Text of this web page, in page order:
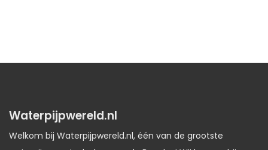
Waterpijpwereld.nl
Welkom bij Waterpijpwereld.nl, één van de grootste